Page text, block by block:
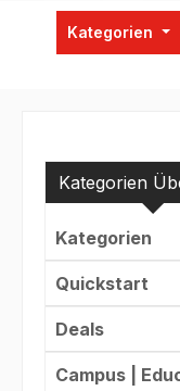
Kategorien
Kategorien
Kategorien
Quickstart
Deals
Campus |